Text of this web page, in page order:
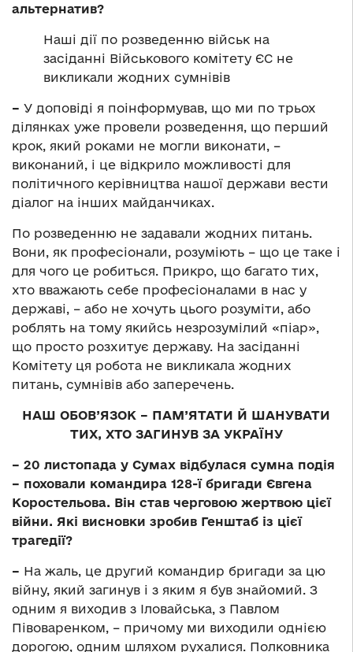
альтернатив?
Наші дії по розведенню військ на
засіданні Військового комітету ЄС не
викликали жодних сумнівів
– У доповіді я поінформував, що ми по трьох
ділянках уже провели розведення, що перший
крок, який роками не могли виконати, –
виконаний, і це відкрило можливості для
політичного керівництва нашої держави вести
діалог на інших майданчиках.
По розведенню не задавали жодних питань.
Вони, як професіонали, розуміють – що це таке і
для чого це робиться. Прикро, що багато тих,
хто вважають себе професіоналами в нас у
державі, – або не хочуть цього розуміти, або
роблять на тому якийсь незрозумілий «піар»,
що просто розхитує державу. На засіданні
Комітету ця робота не викликала жодних
питань, сумнівів або заперечень.
НАШ ОБОВ’ЯЗОК – ПАМ’ЯТАТИ Й ШАНУВАТИ
ТИХ, ХТО ЗАГИНУВ ЗА УКРАЇНУ
– 20 листопада у Сумах відбулася сумна подія
– поховали командира 128-ї бригади Євгена
Коростельова. Він став черговою жертвою цієї
війни. Які висновки зробив Генштаб із цієї
трагедії?
– На жаль, це другий командир бригади за цю
війну, який загинув і з яким я був знайомий. З
одним я виходив з Іловайська, з Павлом
Півоваренком, – причому ми виходили однією
дорогою, одним шляхом рухалися. Полковника